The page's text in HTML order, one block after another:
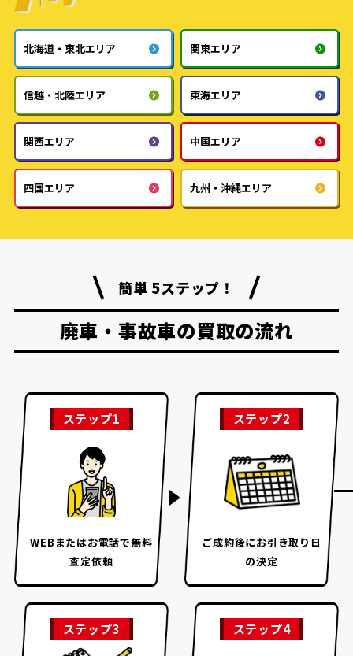
北海道・東北エリア 関東エリア
信越・北陸エリア 東海エリア
関西エリア 中国エリア
四国エリア 九州・沖縄エリア
簡単 5ステップ！
廃車・事故車の買取の流れ
ステップ1
WEBまたはお電話で無料
査定依頼
ステップ2
ご成約後にお引き取り日
の決定
ステップ3 ステップ4